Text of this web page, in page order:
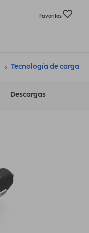
Favoritos
Tecnología de carga
Descargas